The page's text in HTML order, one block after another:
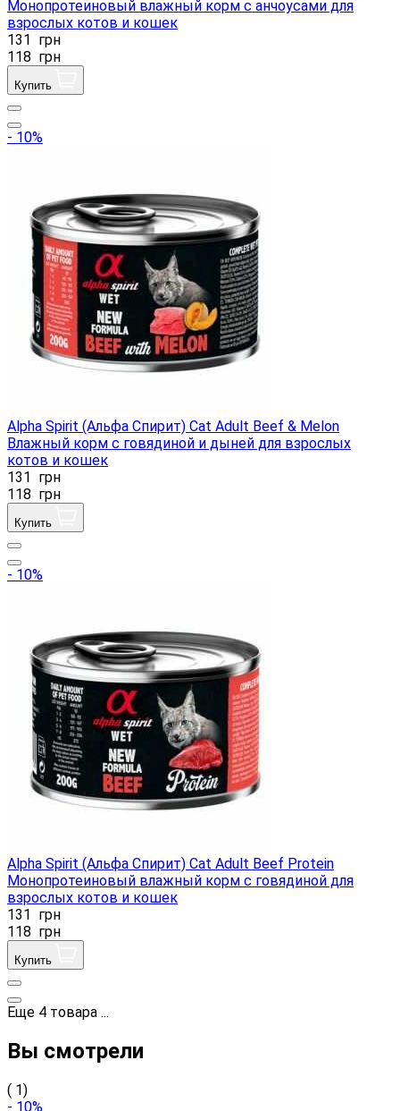
Монопротеиновый влажный корм с анчоусами для
взрослых котов и кошек
131 грн
118 грн
Купить
- 10%
Alpha Spirit (Альфа Спирит) Cat Adult Beef & Melon
Влажный корм с говядиной и дыней для взрослых
котов и кошек
131 грн
118 грн
Купить
- 10%
Alpha Spirit (Альфа Спирит) Cat Adult Beef Protein
Монопротеиновый влажный корм с говядиной для
взрослых котов и кошек
131 грн
118 грн
Купить
Еще 4 товара ...
Вы смотрели
( 1)
- 10%